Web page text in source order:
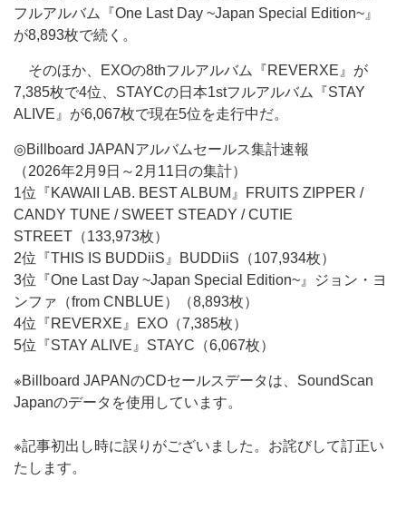
フルアルバム『One Last Day ~Japan Special Edition~』
が8,893枚で続く。
そのほか、EXOの8thフルアルバム『REVERXE』が
7,385枚で4位、STAYCの日本1stフルアルバム『STAY
ALIVE』が6,067枚で現在5位を走行中だ。
◎Billboard JAPANアルバムセールス集計速報
（2026年2月9日～2月11日の集計）
1位『KAWAII LAB. BEST ALBUM』FRUITS ZIPPER /
CANDY TUNE / SWEET STEADY / CUTIE
STREET（133,973枚）
2位『THIS IS BUDDiiS』BUDDiiS（107,934枚）
3位『One Last Day ~Japan Special Edition~』ジョン・ヨ
ンファ（from CNBLUE）（8,893枚）
4位『REVERXE』EXO（7,385枚）
5位『STAY ALIVE』STAYC（6,067枚）
※Billboard JAPANのCDセールスデータは、SoundScan
Japanのデータを使用しています。
※記事初出し時に誤りがございました。お詫びして訂正い
たします。